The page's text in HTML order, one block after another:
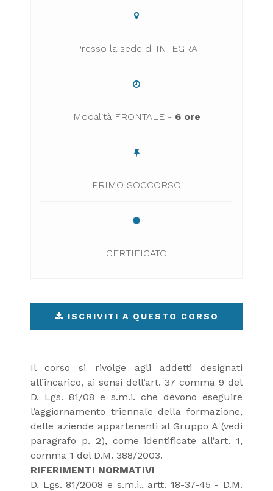
Presso la sede di INTEGRA
Modalità FRONTALE - 6 ore
PRIMO SOCCORSO
CERTIFICATO
ISCRIVITI A QUESTO CORSO
Il corso si rivolge agli addetti designati
all’incarico, ai sensi dell’art. 37 comma 9 del
D. Lgs. 81/08 e s.m.i. che devono eseguire
l’aggiornamento triennale della formazione,
delle aziende appartenenti al Gruppo A (vedi
paragrafo p. 2), come identificate all’art. 1,
comma 1 del D.M. 388/2003.
RIFERIMENTI NORMATIVI
D. Lgs. 81/2008 e s.m.i., artt. 18-37-45 - D.M.